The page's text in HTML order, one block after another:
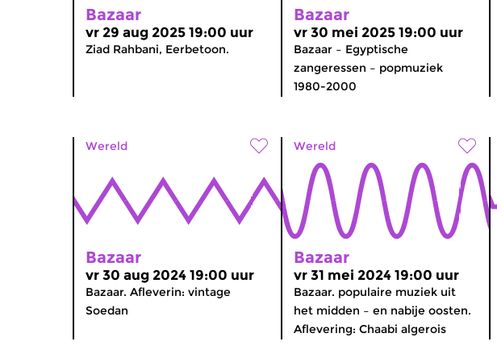
Bazaar
vr 29 aug 2025 19:00 uur
Ziad Rahbani, Eerbetoon.
Bazaar
vr 30 mei 2025 19:00 uur
Bazaar – Egyptische
zangeressen – popmuziek
1980-2000
Wereld
Bazaar
vr 30 aug 2024 19:00 uur
Bazaar. Afleverin: vintage
Soedan
Wereld
Bazaar
vr 31 mei 2024 19:00 uur
Bazaar. populaire muziek uit
het midden – en nabije oosten.
Aflevering: Chaabi algerois